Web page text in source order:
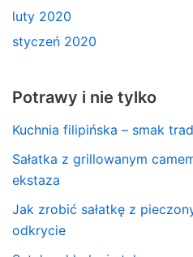
luty 2020
styczeń 2020
Potrawy i nie tylko
Kuchnia filipińska – smak
Sałatka z grillowanym
ekstaza
Jak zrobić sałatkę z
odkrycie